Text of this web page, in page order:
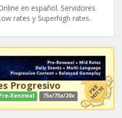
en español. Servidores
rates y Superhigh rates.
Progresivo
Renewal 75x/75x/20x